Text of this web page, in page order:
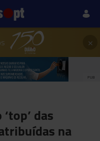
×
PUB
das
na